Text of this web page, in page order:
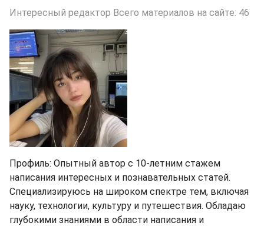
Интересный редактор Всего материалов на сайте: 46
Профиль: Опытный автор с 10-летним стажем
написания интересных и познавательных статей.
Специализируюсь на широком спектре тем, включая
науку, технологии, культуру и путешествия. Обладаю
глубокими знаниями в области написания и